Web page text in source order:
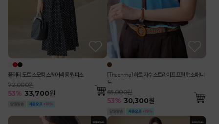
플러티 도트 스모킹 스퀘어넥 롱 원피스
72,000원
53% 33,700원
[Theonme] 하트 자수 스트라이프 프릴 캡소매 니
트
65,000원
53% 30,300원